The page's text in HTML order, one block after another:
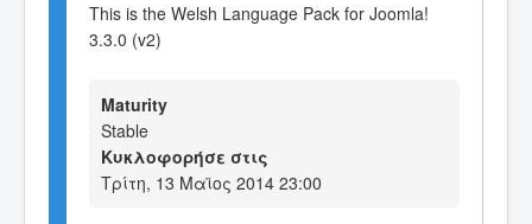
This is the Welsh Language Pack for Joomla!
3.3.0 (v2)
Maturity
Stable
Κυκλοφορήσε στις
Τρίτη, 13 Μαϊος 2014 23:00